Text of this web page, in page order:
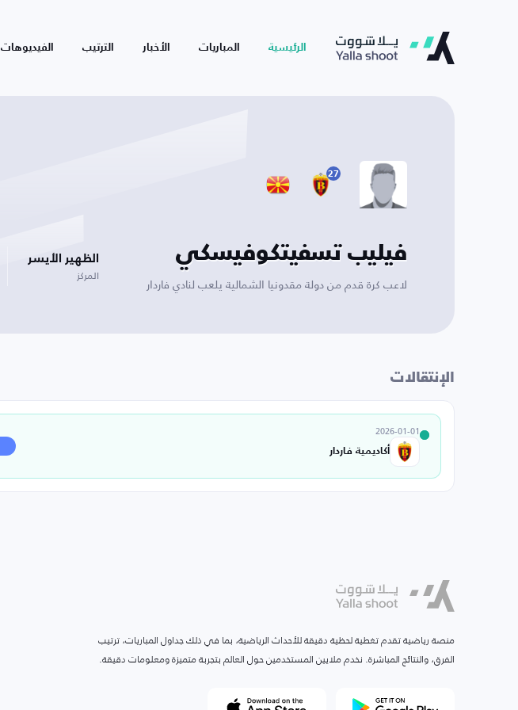
الرئيسية المباريات الأخبار الترتيب الفيديوهات
27
فيليب تسفيتكوفيسكي
لاعب كرة قدم من دولة مقدونيا الشمالية يلعب لنادي فاردار
الظهير الأيسر
المركز
الإنتقالات
2026-01-01
أكاديمية فاردار
منصة رياضية تقدم تغطية لحظية دقيقة للأحداث الرياضية، بما في ذلك جداول المباريات، ترتيب
الفرق، والنتائج المباشرة. نخدم ملايين المستخدمين حول العالم بتجربة متميزة ومعلومات دقيقة.